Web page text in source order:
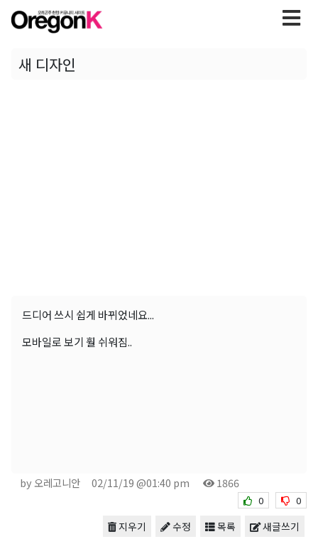
새 디자인
드디어 쓰시 쉽게 바뀌었네요...
모바일로 보기 훨 쉬워짐..
by 오레고니안 02/11/19 @01:40 pm 1866
0 0
새글쓰기
목록
수정
지우기